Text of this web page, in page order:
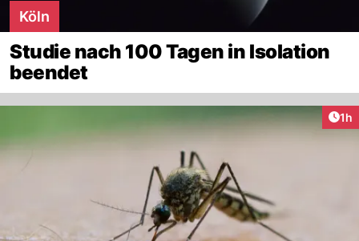
Köln
Studie nach 100 Tagen in Isolation
beendet
1h